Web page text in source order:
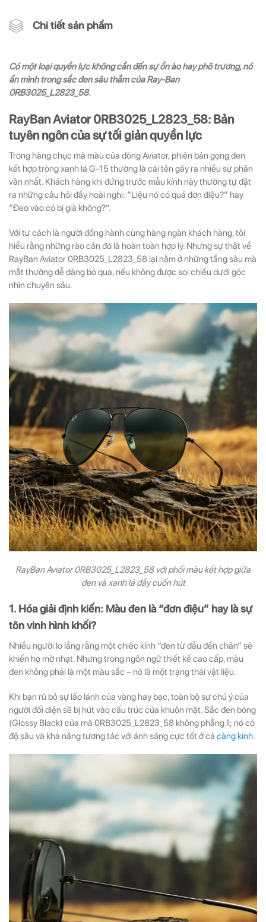
Chi tiết sản phẩm
Có một loại quyền lực không cần đến sự ồn ào hay phô trương, nó
ẩn mình trong sắc đen sâu thẳm của Ray-Ban
0RB3025_L2823_58.
RayBan Aviator 0RB3025_L2823_58: Bản
tuyên ngôn của sự tối giản quyền lực
Trong hàng chục mã màu của dòng Aviator, phiên bản gọng đen
kết hợp tròng xanh lá G-15 thường là cái tên gây ra nhiều sự phân
vân nhất. Khách hàng khi đứng trước mẫu kính này thường tự đặt
ra những câu hỏi đầy hoài nghi: “Liệu nó có quá đơn điệu?” hay
“Đeo vào có bị già không?”.
Với tư cách là người đồng hành cùng hàng ngàn khách hàng, tôi
hiểu rằng những rào cản đó là hoàn toàn hợp lý. Nhưng sự thật về
RayBan Aviator 0RB3025_L2823_58 lại nằm ở những tầng sâu mà
mắt thường dễ dàng bỏ qua, nếu không được soi chiếu dưới góc
nhìn chuyên sâu.
RayBan Aviator 0RB3025_L2823_58 với phối màu kết hợp giữa
đen và xanh lá đầy cuốn hút
1. Hóa giải định kiến: Màu đen là “đơn điệu” hay là sự
tôn vinh hình khối?
Nhiều người lo lắng rằng một chiếc kính “đen từ đầu đến chân” sẽ
khiến họ mờ nhạt. Nhưng trong ngôn ngữ thiết kế cao cấp, màu
đen không phải là một màu sắc – nó là một trạng thái vật liệu.
Khi bạn rũ bỏ sự lấp lánh của vàng hay bạc, toàn bộ sự chú ý của
người đối diện sẽ bị hút vào cấu trúc của khuôn mặt. Sắc đen bóng
(Glossy Black) của mã 0RB3025_L2823_58 không phẳng lì; nó có
độ sâu và khả năng tương tác với ánh sáng cực tốt ở cả càng kính.